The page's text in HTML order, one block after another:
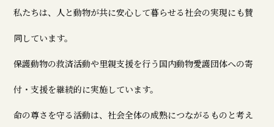
私たちは、人と動物が共に安心して暮らせる社会の実現にも賛
同しています。
保護動物の救済活動や里親支援を行う国内動物愛護団体への寄
付・支援を継続的に実施しています。
命の尊さを守る活動は、社会全体の成熟につながるものと考え